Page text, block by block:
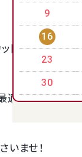
9
16
23
30
』と『クイーン
なギフトバッグ
いませ！